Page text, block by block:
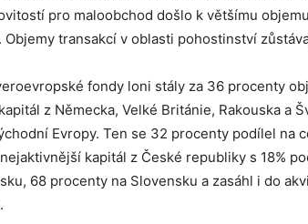
pro maloobchod došlo k většímu
Objemy transakcí v oblasti pohostinství
fondy loni stály za 36 procenty
z Německa, Velké Británie, Rakouska a
Evropy. Ten se 32 procenty podílel na
kapitál z České republiky s 18%
68 procenty na Slovensku a zasáhl i do